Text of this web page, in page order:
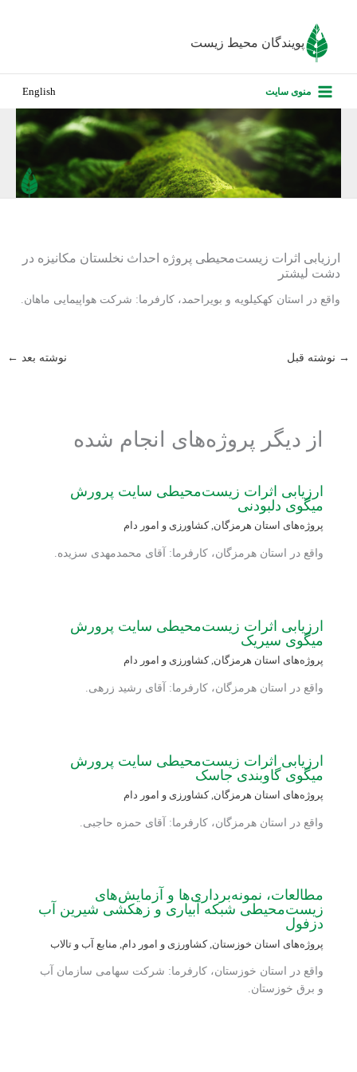
پویندگان محیط زیست
منوی سایت English
ارزیابی اثرات زیست‌محیطی پروژه احداث نخلستان مکانیزه در
دشت لیشتر
واقع در استان کهکیلویه و بویراحمد، کارفرما: شرکت هواپیمایی ماهان.
→ نوشته قبل نوشته بعد ←
از دیگر پروژه‌های انجام شده
ارزیابی اثرات زیست‌محیطی سایت پرورش
میگوی دلبودنی
پروژه‌های استان هرمزگان, کشاورزی و امور دام
واقع در استان هرمزگان، کارفرما: آقای محمدمهدی سزیده.
ارزیابی اثرات زیست‌محیطی سایت پرورش
میگوی سیریک
پروژه‌های استان هرمزگان, کشاورزی و امور دام
واقع در استان هرمزگان، کارفرما: آقای رشید زرهی.
ارزیابی اثرات زیست‌محیطی سایت پرورش
میگوی گاوبندی جاسک
پروژه‌های استان هرمزگان,کشاورزی و امور دام
واقع در استان هرمزگان، کارفرما: آقای حمزه حاجبی.
مطالعات، نمونه‌برداری‌ها و آزمایش‌های
زیست‌محیطی شبکه آبیاری و زهکشی شیرین آب
دزفول
پروژه‌های استان خوزستان ,کشاورزی و امور دام منابع آب و تالاب
واقع در استان خوزستان، کارفرما: شرکت سهامی سازمان آب
و برق خوزستان.
درباره ما
پروژه‌های
تماس با ما